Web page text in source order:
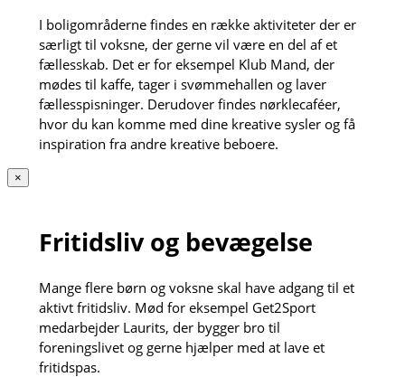
I boligområderne findes en række aktiviteter der er
særligt til voksne, der gerne vil være en del af et
fællesskab. Det er for eksempel Klub Mand, der
mødes til kaffe, tager i svømmehallen og laver
fællesspisninger. Derudover findes nørklecaféer,
hvor du kan komme med dine kreative sysler og få
inspiration fra andre kreative beboere.
×
Fritidsliv og bevægelse
Mange flere børn og voksne skal have adgang til et
aktivt fritidsliv. Mød for eksempel Get2Sport
medarbejder Laurits, der bygger bro til
foreningslivet og gerne hjælper med at lave et
fritidspas.